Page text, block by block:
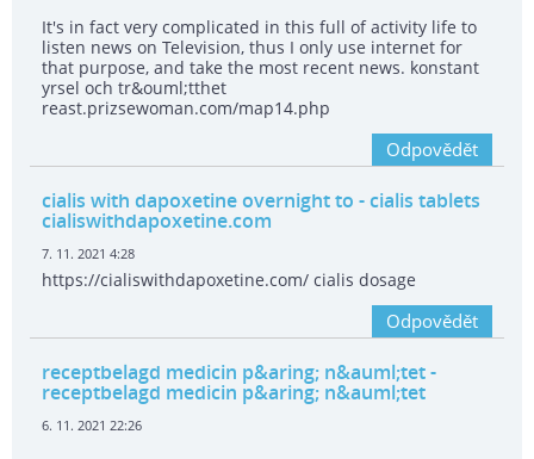
It's in fact very complicated in this full of activity life to
listen news on Television, thus I only use internet for
that purpose, and take the most recent news. konstant
yrsel och tr&ouml;tthet
reast.prizsewoman.com/map14.php
Odpovědět
cialis with dapoxetine overnight to - cialis tablets
cialiswithdapoxetine.com
7. 11. 2021 4:28
https://cialiswithdapoxetine.com/ cialis dosage
Odpovědět
receptbelagd medicin p&aring; n&auml;tet-
receptbelagd medicin p&aring; n&auml;tet
6. 11. 2021 22:26